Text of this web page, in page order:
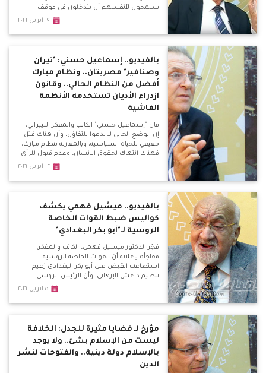
يسمحون لأنفسهم أن يتدخلون في موقف
سياسة بالوقوف ضد التطبيع مع إسرائيل، وضد
١٩ ابريل ٢٠١٦
بالفيديو.. إسماعيل حسني: "تيران
وصنافير" مصريتان.. ونظام مبارك
أفضل من النظام الحالي.. وقانون
ازدراء الأديان تستخدمه الأنظمة
الفاشية
قال "إسماعيل حسني" الكاتب والمفكر الليبرالي،
إن الوضع الحالي لا يدعوا للتفاؤل، وأن هناك قتل
حقيقي للحياة السياسية، وبالمقارنة بنظام مبارك،
فهناك انتهاك لحقوق الإنسان، وعدم قبول للرأي
الأخر، وإعلاميين "قعدوا في البيت" بسبب
١٢ ابريل ٢٠١٦
بالفيديو.. ميشيل فهمي يكشف
كواليس ضبط القوات الخاصة
الروسية لـ"أبو بكر البغدادي"
فجّر الدكتور ميشيل فهمي، الكاتب والمفكر،
مفاجأة بإعلانه أن القوات الخاصة الروسية
استطاعت القبض علي أبو بكر البغدادي زعيم
تنظيم داعش الإرهابي، وأن الرئيس الروسي
فلاديمير بوتين هدد الأمريكان بفضح علاقتهم
بالسياسات الأمريكية في عدة ملفات.
٥ ابريل ٢٠١٦
مؤرخ لـ قضايا مثيرة للجدل: الخلافة
ليست من الإسلام بشئ.. ولا يوجد
بالإسلام دولة دينية.. والفتوحات لنشر
الدين